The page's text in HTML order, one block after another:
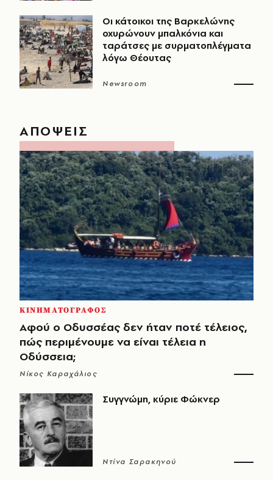
Οι κάτοικοι της Βαρκελώνης
οχυρώνουν μπαλκόνια και
ταράτσες με συρματοπλέγματα
λόγω Θέουτας
Newsroom
ΑΠΟΨΕΙΣ
ΚΙΝΗΜΑΤΟΓΡΑΦΟΣ
Αφού ο Οδυσσέας δεν ήταν ποτέ τέλειος,
πώς περιμένουμε να είναι τέλεια η
Οδύσσεια;
Νίκος Καραχάλιος
Συγγνώμη, κύριε Φώκνερ
Ντίνα Σαρακηνού